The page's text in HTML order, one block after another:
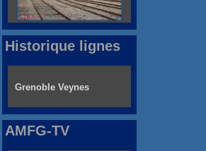
Historique lignes
Grenoble Veynes
AMFG-TV